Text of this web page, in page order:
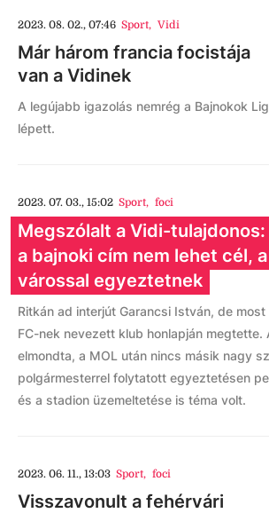
2023. 08. 02., 07:46 Sport, Vidi
Már három francia focistája
van a Vidinek
A legújabb igazolás nemrég a Bajnokok
lépett.
2023. 07. 03., 15:02 Sport, foci
Megszólalt a Vidi-tulajdonos:
a bajnoki cím nem lehet cél, a
várossal egyeztetnek
Ritkán ad interjút Garancsi István, de most
FC-nek nevezett klub honlapján megtette.
elmondta, a MOL után nincs másik nagy
polgármesterrel folytatott egyeztetésen
és a stadion üzemeltetése is téma volt.
2023. 06. 11., 13:03 Sport, foci
Visszavonult a fehérvári